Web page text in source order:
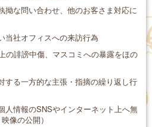
拗な問い合わせ、他のお客さま対応に
当社オフィスへの来訪行為
の誹謗中傷、マスコミへの暴露をほの
する一方的な主張・指摘の繰り返し行
人情報のSNSやインターネット上へ無
像の公開）